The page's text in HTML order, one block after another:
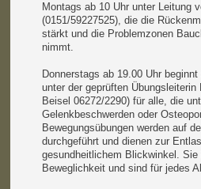
Montags ab 10 Uhr unter Leitung
(0151/59227525), die die
stärkt und die Problemzonen
nimmt.
Donnerstags ab 19.00 Uhr
unter der geprüften
Beisel 06272/2290) für alle, die
Gelenkbeschwerden oder
Bewegungsübungen werden auf
durchgeführt und dienen zur
gesundheitlichem Blickwinkel. Sie
Beweglichkeit und sind für jedes